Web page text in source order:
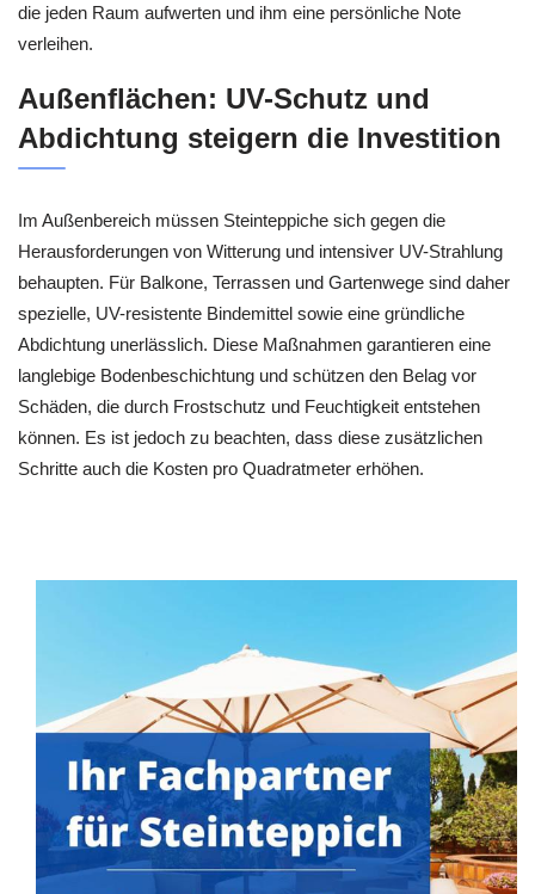
die jeden Raum aufwerten und ihm eine persönliche Note
verleihen.
Außenflächen: UV-Schutz und
Abdichtung steigern die Investition
Im Außenbereich müssen Steinteppiche sich gegen die
Herausforderungen von Witterung und intensiver UV-Strahlung
behaupten. Für Balkone, Terrassen und Gartenwege sind daher
spezielle, UV-resistente Bindemittel sowie eine gründliche
Abdichtung unerlässlich. Diese Maßnahmen garantieren eine
langlebige Bodenbeschichtung und schützen den Belag vor
Schäden, die durch Frostschutz und Feuchtigkeit entstehen
können. Es ist jedoch zu beachten, dass diese zusätzlichen
Schritte auch die Kosten pro Quadratmeter erhöhen.